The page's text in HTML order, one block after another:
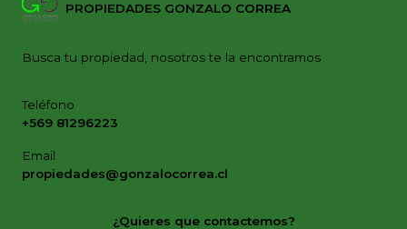
PROPIEDADES GONZALO CORREA
Busca tu propiedad, nosotros te la encontramos
Teléfono
+569 81296223
Email
propiedades@gonzalocorrea.cl
¿Quieres que contactemos?